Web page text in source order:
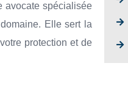
avocate spécialisée
Elle sert la
protection et de